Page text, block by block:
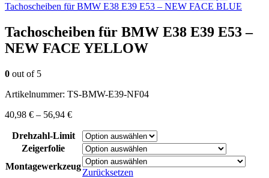
Tachoscheiben für BMW E38 E39 E53 – NEW FACE BLUE
Tachoscheiben für BMW E38 E39 E53 –
NEW FACE YELLOW
0 out of 5
Artikelnummer: TS-BMW-E39-NF04
40,98 € – 56,94 €
Drehzahl-Limit
Zeigerfolie
Montagewerkzeug
Zurücksetzen